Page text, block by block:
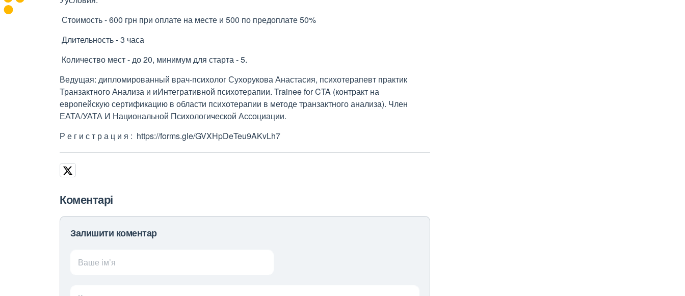
Стоимость - 600 грн при оплате на месте и 500 по предоплате 50%
Длительность - 3 часа
Количество мест - до 20, минимум для старта - 5.
Ведущая: дипломированный врач-психолог Сухорукова Анастасия, психотерапевт практик
Транзактного Анализа и иИнтегративной психотерапии. Trainee for CTA (контракт на
европейскую сертификацию в области психотерапии в методе транзактного анализа). Член
ЕАТА/УАТА И Национальной Психологической Ассоциации.
Р е г и с т р а ц и я : https://forms.gle/GVXHpDeTeu9AKvLh7
Коментарі
Залишити коментар
Ваше ім’я